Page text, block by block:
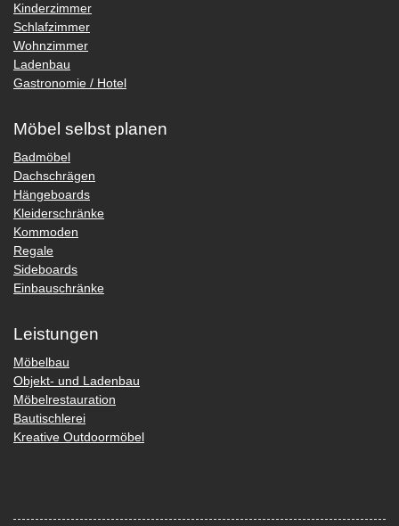
Kinderzimmer
Schlafzimmer
Wohnzimmer
Ladenbau
Gastronomie / Hotel
Möbel selbst planen
Badmöbel
Dachschrägen
Hängeboards
Kleiderschränke
Kommoden
Regale
Sideboards
Einbauschränke
Leistungen
Möbelbau
Objekt- und Ladenbau
Möbelrestauration
Bautischlerei
Kreative Outdoormöbel